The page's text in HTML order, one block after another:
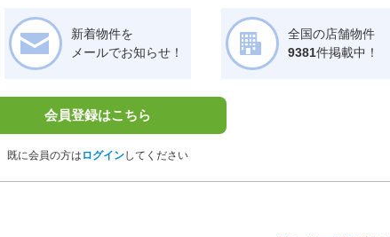
新着物件を
メールでお知らせ！
全国の店舗物件
9381件掲載中！
会員登録はこちら
既に会員の方は ログインしてください